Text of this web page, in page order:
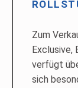
Zum
Exclusive,
verfügt
sich